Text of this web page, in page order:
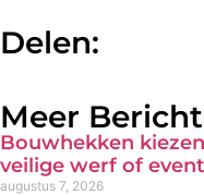
Delen:
Meer
Bouwhekken
veilige werf of event
augustus 7, 2026